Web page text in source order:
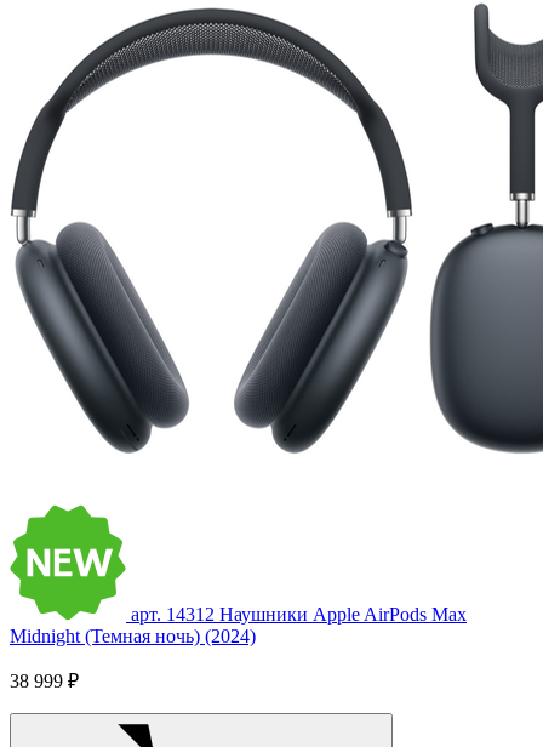
арт. 14312 Наушники Apple AirPods Max
Midnight (Темная ночь) (2024)
38 999 ₽